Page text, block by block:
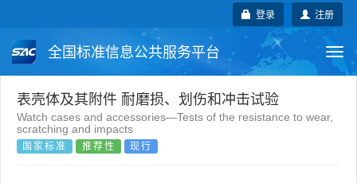
注册
登录
全国标准信息公共服务平台
国家标准 行业标准 地方标准
团体标准
表壳体及其附件 耐磨损、划伤和冲击试验
Watch cases and accessories—Tests of the resistance to wear,
scratching and impacts
国家标准 推荐性 现行